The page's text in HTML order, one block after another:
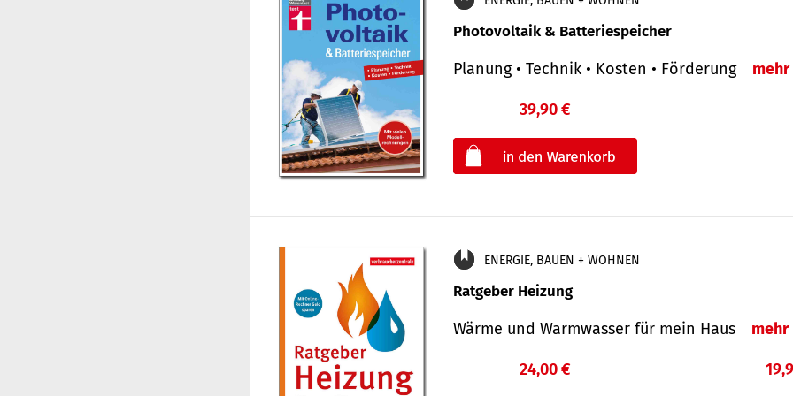
Photovoltaik & Batteriespeicher
Planung • Technik • Kosten • Förderung mehr
39,90 €
ENERGIE, BAUEN + WOHNEN
Ratgeber Heizung
Wärme und Warmwasser für mein Haus mehr
24,00 €